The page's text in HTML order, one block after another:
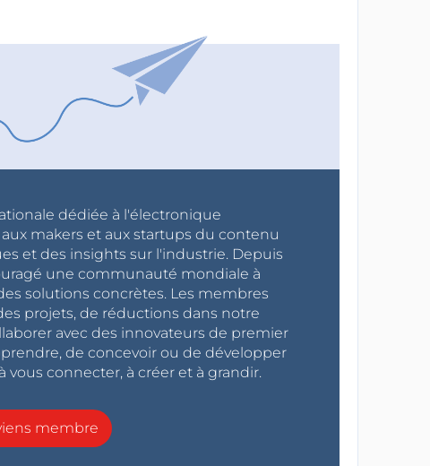
dédiée à l'électronique
makers et aux startups du contenu
et des insights sur l'industrie. Depuis
une communauté mondiale à
solutions concrètes. Les membres
projets, de réductions dans notre
avec des innovateurs de premier
de concevoir ou de développer
vous connecter, à créer et à grandir.
membre